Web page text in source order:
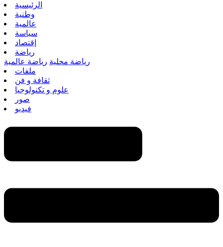
الرئيسية
وطنية
عالمية
سياسة
إقتصاد
رياضة
رياضة محلية رياضة عالمية
ملفات
ثقافة و فن
علوم و تكنولوجيا
صور
فيديو